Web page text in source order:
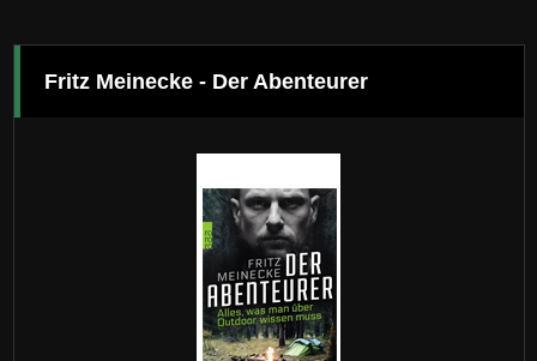
Fritz Meinecke - Der Abenteurer